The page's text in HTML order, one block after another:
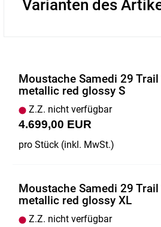
Varianten des
Moustache Samedi 29
metallic red glossy S
Z.Z. nicht verfügbar
4.699,00 EUR
pro Stück (inkl. MwSt.)
Moustache Samedi 29
metallic red glossy XL
Z.Z. nicht verfügbar